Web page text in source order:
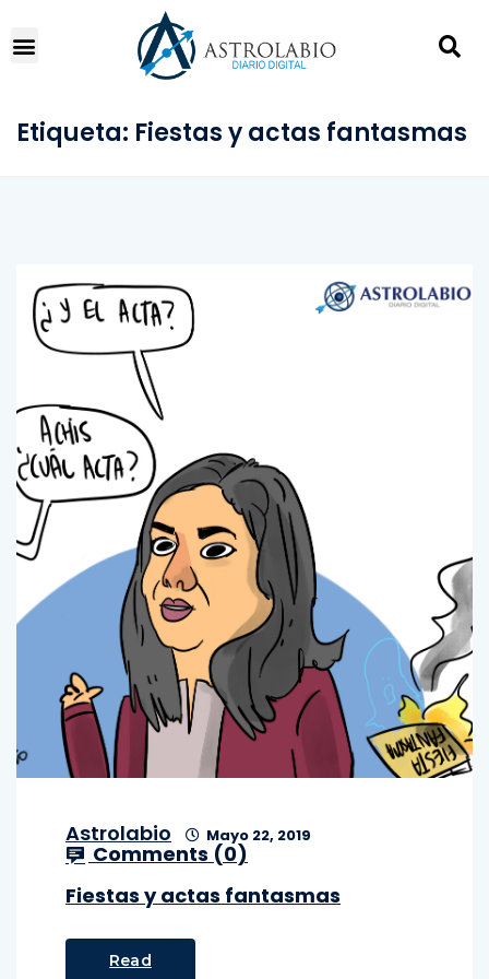
Etiqueta: Fiestas y actas fantasmas
Astrolabio Mayo 22, 2019
Comments (0)
Fiestas y actas fantasmas
Read